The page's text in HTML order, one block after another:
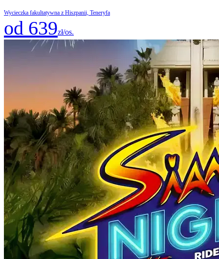
Wycieczka fakultatywna z Hiszpanii, Teneryfa
od 639zł/os.